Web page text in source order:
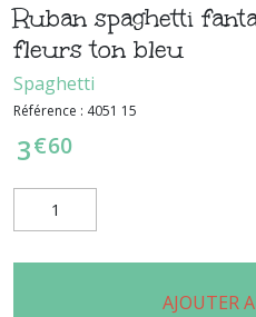
Ruban spaghetti
fleurs ton bleu
Spaghetti
Référence : 4051 15
3€60
AJOUTER